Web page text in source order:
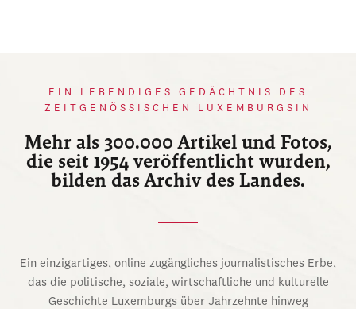
EIN LEBENDIGES GEDÄCHTNIS DES
ZEITGENÖSSISCHEN LUXEMBURGSIN
Mehr als 300.000 Artikel und Fotos,
die seit 1954 veröffentlicht wurden,
bilden das Archiv des Landes.
Ein einzigartiges, online zugängliches journalistisches Erbe,
das die politische, soziale, wirtschaftliche und kulturelle
Geschichte Luxemburgs über Jahrzehnte hinweg